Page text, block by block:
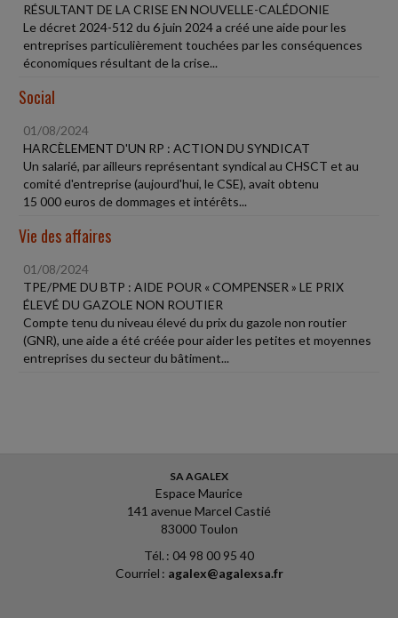
RÉSULTANT DE LA CRISE EN NOUVELLE-CALÉDONIE
Le décret 2024-512 du 6 juin 2024 a créé une aide pour les
entreprises particulièrement touchées par les conséquences
économiques résultant de la crise...
Social
01/08/2024
HARCÈLEMENT D'UN RP : ACTION DU SYNDICAT
Un salarié, par ailleurs représentant syndical au CHSCT et au
comité d'entreprise (aujourd'hui, le CSE), avait obtenu
15 000 euros de dommages et intérêts...
Vie des affaires
01/08/2024
TPE/PME DU BTP : AIDE POUR « COMPENSER » LE PRIX
ÉLEVÉ DU GAZOLE NON ROUTIER
Compte tenu du niveau élevé du prix du gazole non routier
(GNR), une aide a été créée pour aider les petites et moyennes
entreprises du secteur du bâtiment...
SA AGALEX
Espace Maurice
141 avenue Marcel Castié
83000 Toulon
Tél. : 04 98 00 95 40
Courriel : agalex@agalexsa.fr